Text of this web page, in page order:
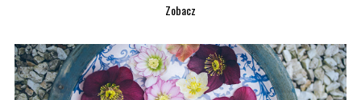
Zobacz